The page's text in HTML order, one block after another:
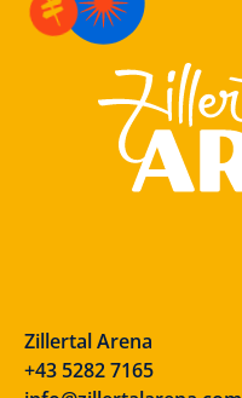
Zillertal Arena
+43 5282 7165